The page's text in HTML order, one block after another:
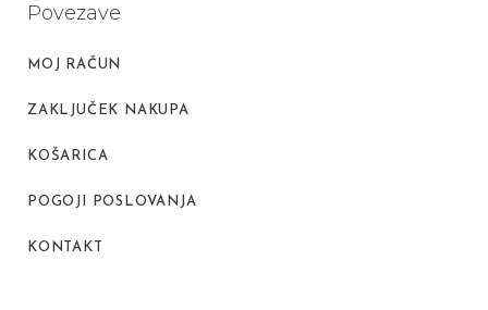
Povezave
MOJ RAČUN
ZAKLJUČEK NAKUPA
KOŠARICA
POGOJI POSLOVANJA
KONTAKT